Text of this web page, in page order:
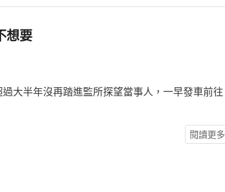
想要
大半年沒再踏進監所探望當事人，一早發車前往
閱讀更多